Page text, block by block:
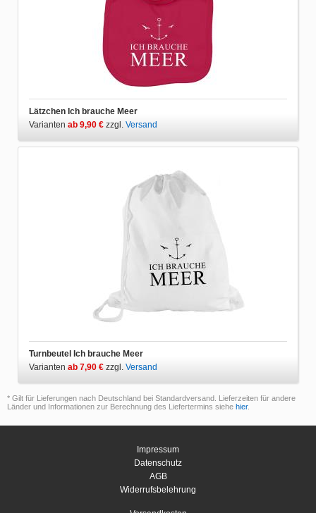
Lätzchen Ich brauche Meer
Varianten ab 9,90 € zzgl. Versand
Turnbeutel Ich brauche Meer
Varianten ab 7,90 € zzgl. Versand
* Gilt für Lieferungen nach Deutschland bei Standardversand. Lieferzeiten für andere
Länder und Informationen zur Berechnung des Liefertermins siehe hier.
Impressum
Datenschutz
AGB
Widerrufsbelehrung